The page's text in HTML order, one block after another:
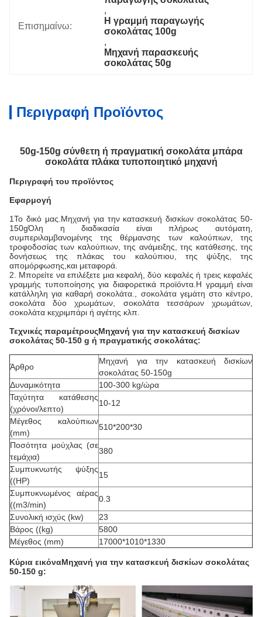
Επισημαίνω:
,
Η γραμμή παραγωγής
σοκολάτας 100g
,
Μηχανή παρασκευής
σοκολάτας 50g
Περιγραφή Προϊόντος
50g-150g σύνθετη ή πραγματική σοκολάτα μπάρα
σοκολάτα πλάκα τυποποιητικό μηχανή
Περιγραφή του προϊόντος
Εφαρμογή
1Το δικό μας. Μηχανή για την κατασκευή δισκίων σοκολάτας 50-
150gΌλη η διαδικασία είναι πλήρως αυτόματη,
συμπεριλαμβανομένης της θέρμανσης των καλούπιων, της
τροφοδοσίας των καλούπιων, της ανάμειξης, της κατάθεσης, της
δονήσεως της πλάκας του καλούπιου, της ψύξης, της
απομόρφωσης,και μεταφορά.
2. Μπορείτε να επιλέξετε μια κεφαλή, δύο κεφαλές ή τρεις κεφαλές
γραμμής τυποποίησης για διαφορετικά προϊόντα.Η γραμμή είναι
κατάλληλη για καθαρή σοκολάτα., σοκολάτα γεμάτη στο κέντρο,
σοκολάτα δύο χρωμάτων, σοκολάτα τεσσάρων χρωμάτων,
σοκολάτα κεχριμπάρι ή αγέτης κλπ.
Τεχνικές παραμέτρουςΜηχανή για την κατασκευή δισκίων
σοκολάτας 50-150 g ή πραγματικής σοκολάτας:
Άρθρο
Μηχανή για την κατασκευή δισκίων
σοκολάτας 50-150g
Δυναμικότητα
100-300 kg/ώρα
Ταχύτητα κατάθεσης
(χρόνοι/λεπτο)
10-12
Μέγεθος καλούπιων
(mm)
510*200*30
Ποσότητα μούχλας (σε
τεμάχια)
380
Συμπυκνωτής ψύξης
((HP)
15
Συμπυκνωμένος αέρας
((m3/min)
0.3
Συνολική ισχύς (kw)
23
Βάρος ((kg)
5800
Μέγεθος (mm)
17000*1010*1330
Κύρια εικόναΜηχανή για την κατασκευή δισκίων σοκολάτας
50-150 g: